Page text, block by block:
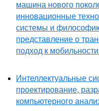
машина нового
инновационные
системы и
представление о
подход к
Интеллектуальные
проектирование,
компьютерного